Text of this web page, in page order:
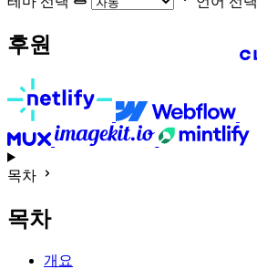
후원
목차
목차
개요